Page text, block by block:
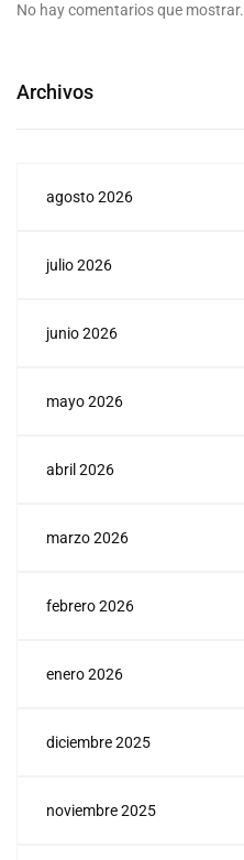
No hay comentarios que mostrar.
Archivos
agosto 2026
julio 2026
junio 2026
mayo 2026
abril 2026
marzo 2026
febrero 2026
enero 2026
diciembre 2025
noviembre 2025